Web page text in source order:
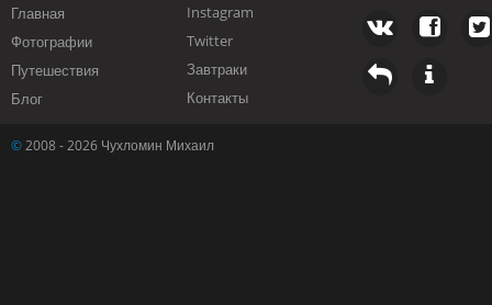
Главная
Фотографии
Путешествия
Блог
Instagram
Twitter
Завтраки
Контакты
© 2008 - 2026 Чухломин Михаил